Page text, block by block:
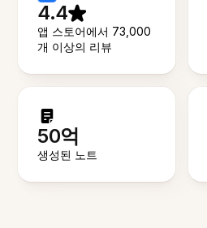
4.4
앱 스토어에서 73,000
개 이상의 리뷰
50억
생성된 노트